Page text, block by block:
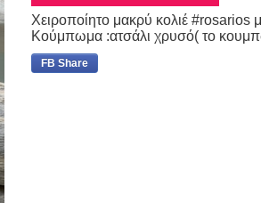
Χειροποίητο μακρύ κολιέ
Κούμπωμα :ατσάλι χρυσό( το
FB Share